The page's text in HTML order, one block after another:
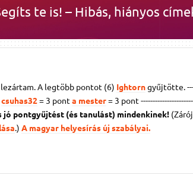
te is! – Hibás, hiányos
A legtöbb pontot (6) Ightorngyűjtötte.
csuhas32= 3 pont a mester= 3 pont
jó pontgyűjtést (és tanulást) mindenkinek!
.) A magyar helyesírás új szabályai.